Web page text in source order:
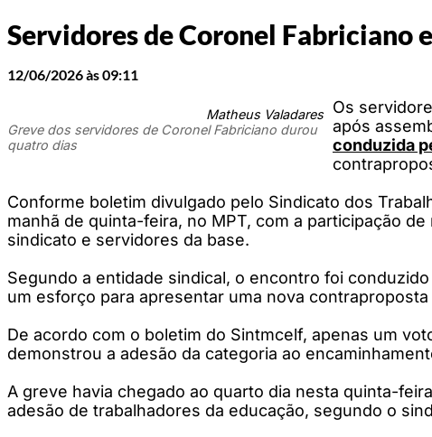
Servidores de Coronel Fabriciano
12/06/2026 às 09:11
Matheus Valadares
Greve dos servidores de Coronel Fabriciano durou
quatro dias
Os
após
conduzida
Conforme boletim divulgado pelo Sindicato dos
manhã de quinta-feira, no MPT, com a participação
sindicato e servidores da base.
Segundo a entidade sindical, o encontro foi
um esforço para apresentar uma nova
De acordo com o boletim do Sintmcelf, apenas um
demonstrou a adesão da categoria ao
A greve havia chegado ao quarto dia nesta quinta-
adesão de trabalhadores da educação, segundo o